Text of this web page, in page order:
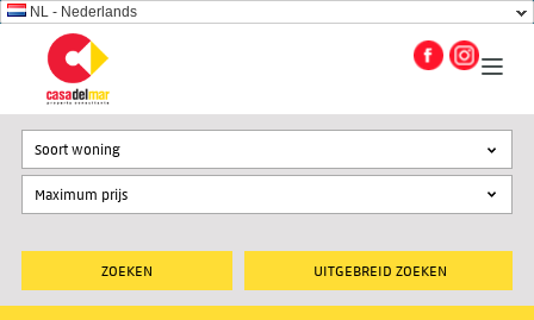
NL - Nederlands
UITGEBREID ZOEKEN
Soort woning